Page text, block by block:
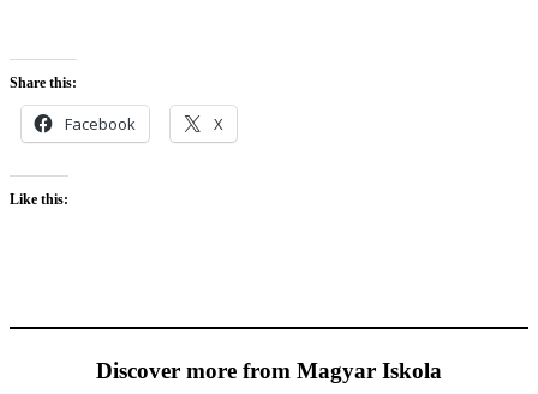
Share this:
Facebook X
Like this:
Discover more from Magyar Iskola